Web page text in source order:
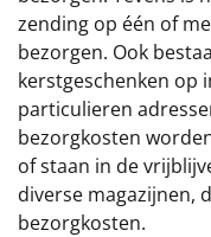
zending op één of
bezorgen. Ook
kerstgeschenken op
particulieren
bezorgkosten
of staan in de
diverse magazijnen,
bezorgkosten.